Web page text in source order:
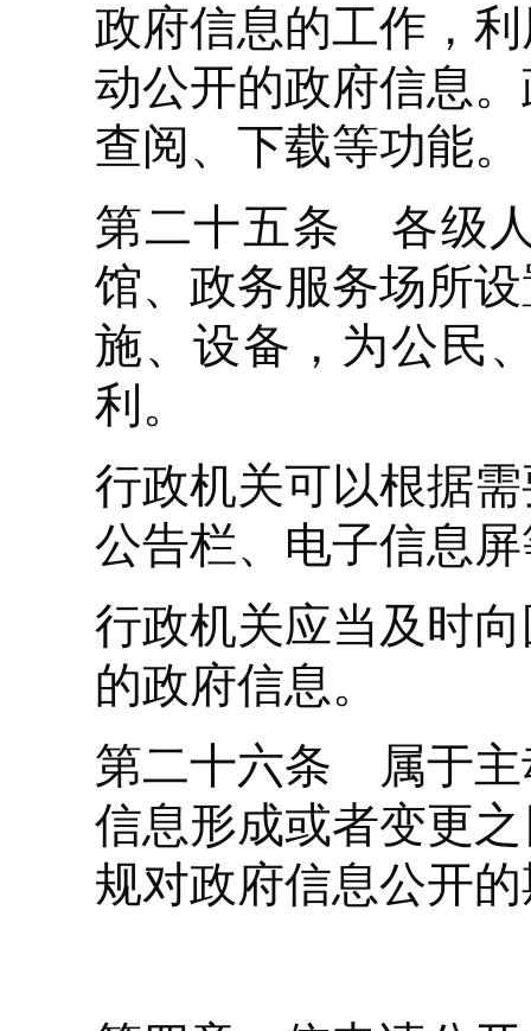
政府信息的工作，
动公开的政府信息
查阅、下载等功能。
第二十五条 各级
馆、政务服务场所
施、设备，为公民
利。
行政机关可以根据
公告栏、电子信息
行政机关应当及时
的政府信息。
第二十六条 属于主
信息形成或者变更
规对政府信息公开